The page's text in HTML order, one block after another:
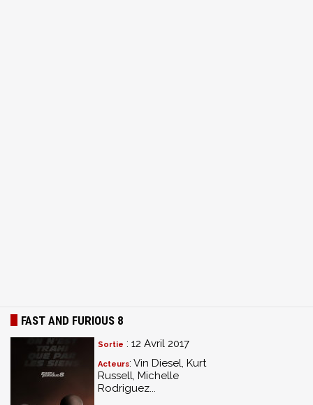
FAST AND FURIOUS 8
Sortie : 12 Avril 2017
Acteurs: Vin Diesel, Kurt
Russell, Michelle
Rodriguez...